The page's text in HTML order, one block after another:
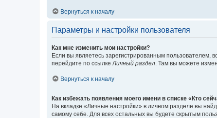
Вернуться к началу
Параметры и настройки пользователя
Как мне изменить мои настройки?
Если вы являетесь зарегистрированным пользователем,
перейдите по ссылке Личный раздел . Там вы можете
Вернуться к началу
Как избежать появления моего имени в списке «Кто
На вкладке «Личные настройки» в личном разделе вы
самому себе. Для всех остальных вы будете скрытым